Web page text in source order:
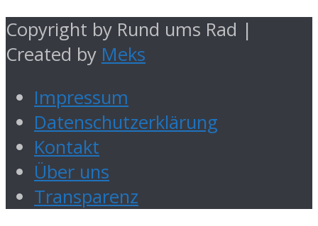
Copyright by Rund ums Rad |
Created by Meks
Impressum
Datenschutzerklärung
Kontakt
Über uns
Transparenz